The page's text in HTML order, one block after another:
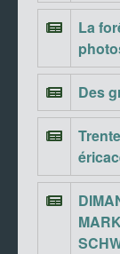
La
Des